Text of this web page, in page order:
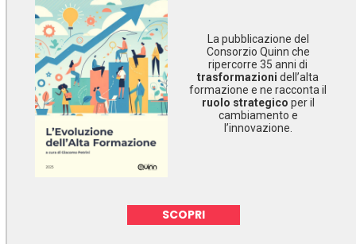
La pubblicazione del
Consorzio Quinn che
ripercorre 35 anni di
trasformazioni dell’alta
formazione e ne racconta il
ruolo strategico per il
cambiamento e
l’innovazione.
SCOPRI